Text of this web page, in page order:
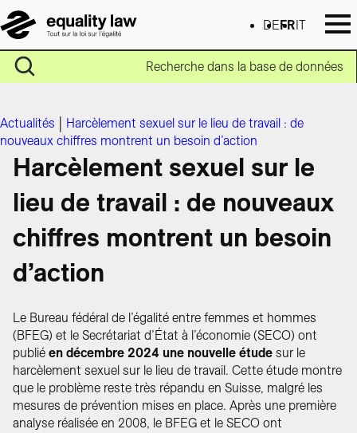
DE FR IT
Recherche dans la base de données
Actualités
Harcèlement sexuel sur le lieu de travail : de
nouveaux chiffres montrent un besoin d’action
Harcèlement sexuel sur le
lieu de travail : de nouveaux
chiffres montrent un besoin
d’action
Le Bureau fédéral de l’égalité entre femmes et hommes
(BFEG) et le Secrétariat d’État à l’économie (SECO) ont
publié en décembre 2024 une nouvelle étude sur le
harcèlement sexuel sur le lieu de travail. Cette étude montre
que le problème reste très répandu en Suisse, malgré les
mesures de prévention mises en place. Après une première
analyse réalisée en 2008, le BFEG et le SECO ont